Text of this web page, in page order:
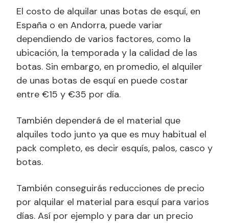
El costo de alquilar unas botas de esquí, en
España o en Andorra, puede variar
dependiendo de varios factores, como la
ubicación, la temporada y la calidad de las
botas. Sin embargo, en promedio, el alquiler
de unas botas de esquí en puede costar
entre €15 y €35 por día.
También dependerá de el material que
alquiles todo junto ya que es muy habitual el
pack completo, es decir esquís, palos, casco y
botas.
También conseguirás reducciones de precio
por alquilar el material para esquí para varios
días. Así por ejemplo y para dar un precio